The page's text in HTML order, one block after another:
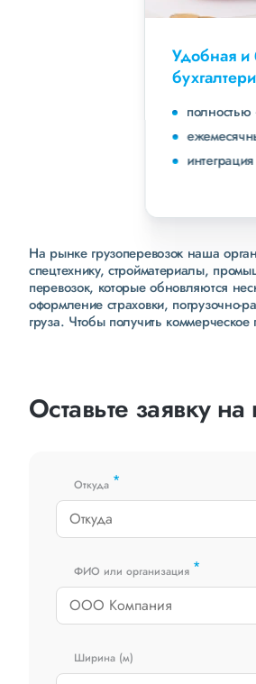
Удобная и безопасная
полностью «белая
ежемесячные сверки
интеграция заявок с 1С
На рынке грузоперевозок наша
спецтехнику, стройматериалы,
перевозок, которые обновляются
оформление страховки,
груза. Чтобы получить
Оставьте заявку
Откуда *
ФИО или организация *
Ширина (м)